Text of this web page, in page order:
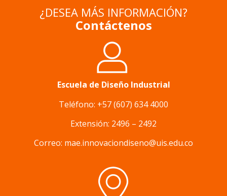
¿DESEA MÁS INFORMACIÓN?
Contáctenos
Escuela de Diseño Industrial
Teléfono: +57 (607) 634 4000
Extensión: 2496 – 2492
Correo: mae.innovaciondiseno@uis.edu.co